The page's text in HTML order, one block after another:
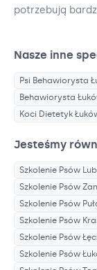
potrzebują
Nasze inne
Psi Behawiorysta
Behawiorysta
Koci Dietetyk
Jesteśmy
Szkolenie Psów
Szkolenie Psów
Szkolenie Psów
Szkolenie Psów
Szkolenie Psów
Szkolenie Psów